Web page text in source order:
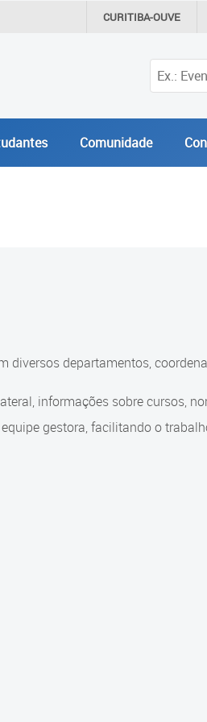
CURITIBA-OUVE
Comunidade
diversos departamentos,
informações sobre cursos,
gestora, facilitando o